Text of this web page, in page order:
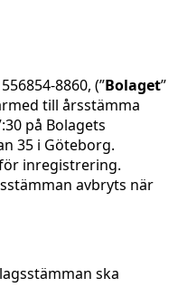
8860, (”Bolaget”
till årsstämma
på Bolagets
35 i Göteborg.
inregistrering.
avbryts när
ska